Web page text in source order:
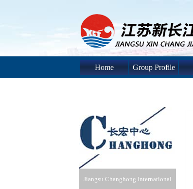
Home Group Profile
Jiangsu Changhong International